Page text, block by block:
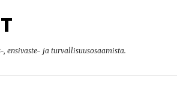
ja turvallisuusosaamista.